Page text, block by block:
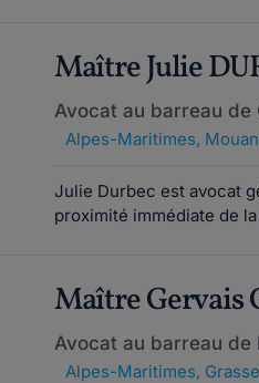
Maître Julie
Avocat au barreau de
Alpes-Maritimes,
Julie Durbec est avocat
proximité immédiate de
Maître Gervais
Avocat au barreau de
Alpes-Maritimes,